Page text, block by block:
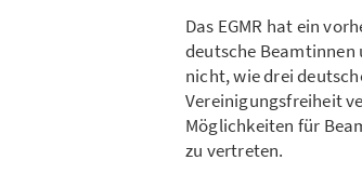
Das EGMR hat ein
deutsche
nicht, wie drei
Vereinigungsfreiheit
Möglichkeiten für
zu vertreten.